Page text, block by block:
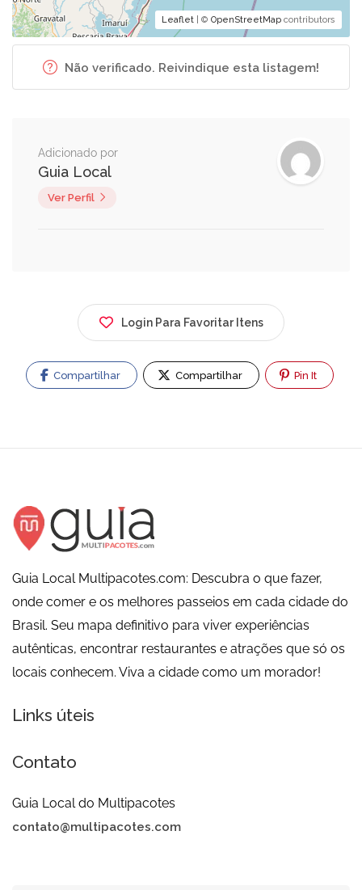
Leaflet | © OpenStreetMap contributors
Não verificado. Reivindique esta listagem!
Adicionado por
Guia Local
Ver Perfil
Login Para Favoritar Itens
Compartilhar Compartilhar Pin It
Guia Local Multipacotes.com: Descubra o que fazer,
onde comer e os melhores passeios em cada cidade do
Brasil. Seu mapa definitivo para viver experiências
autênticas, encontrar restaurantes e atrações que só os
locais conhecem. Viva a cidade como um morador!
Links úteis
Contato
Guia Local do Multipacotes
contato@multipacotes.com